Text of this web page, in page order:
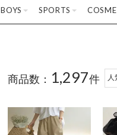
BOYS SPORTS COSME
商品数： 1,297件